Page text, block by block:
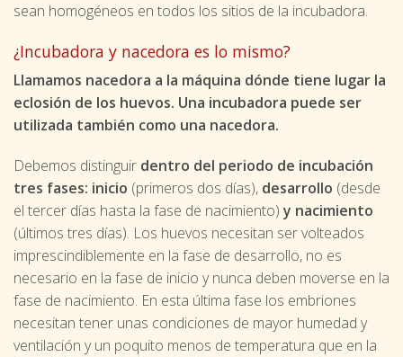
sean homogéneos en todos los sitios de la incubadora.
¿Incubadora y nacedora es lo mismo?
Llamamos nacedora a la máquina dónde tiene lugar la
eclosión de los huevos. Una incubadora puede ser
utilizada también como una nacedora.
Debemos distinguir dentro del periodo de incubación
tres fases: inicio (primeros dos días), desarrollo (desde
el tercer días hasta la fase de nacimiento)y nacimiento
(últimos tres días). Los huevos necesitan ser volteados
imprescindiblemente en la fase de desarrollo, no es
necesario en la fase de inicio y nunca deben moverse en la
fase de nacimiento. En esta última fase los embriones
necesitan tener unas condiciones de mayor humedad y
ventilación y un poquito menos de temperatura que en la